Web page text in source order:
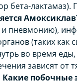
бета-лактамаз).
пневмонию),
(таких как
во время
зависят от
Какие побочные